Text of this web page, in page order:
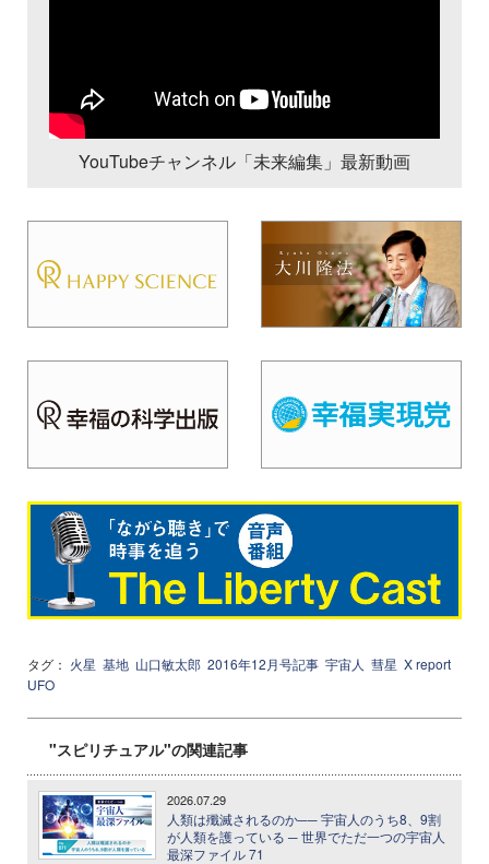
YouTubeチャンネル「未来編集」最新動画
タグ： 火星 基地 山口敏太郎 2016年12月号記事 宇宙人 彗星 X report
UFO
"スピリチュアル"の関連記事
2026.07.29
人類は殲滅されるのか── 宇宙人のうち8、9割
が人類を護っている ─ 世界でただ一つの宇宙人
最深ファイル 71